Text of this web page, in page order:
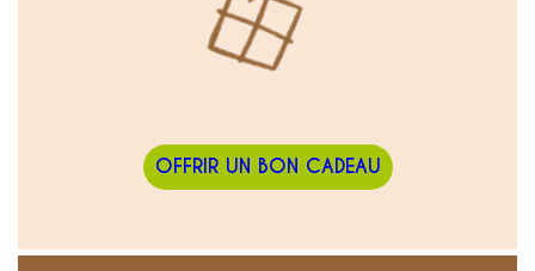
OFFRIR UN BON CADEAU